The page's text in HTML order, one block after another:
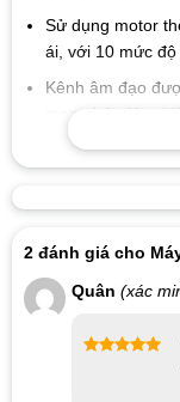
Sử dụng motor
ái, với 10 mức độ
Kênh âm đạo
mang lại trải
Được trang bị
thông minh.
dãn và chuyển
Dùng nút
2 đánh giá cho
Quân (xác